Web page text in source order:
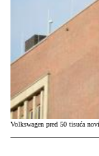
Volkswagen pred 50 tisuća